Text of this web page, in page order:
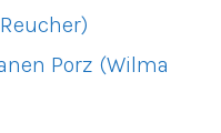
Porz (Wilma